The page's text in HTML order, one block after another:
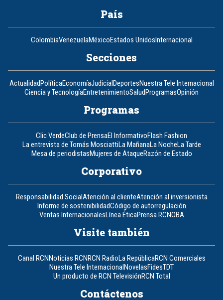
País
ColombiaVenezuelaMéxicoEstados UnidosInternacional
Secciones
ActualidadPolíticaEconomíaJudicialDeportesNuestra Tele Internacional
Ciencia y TecnologíaEntretenimientoSaludProgramasOpinión
Programas
Clic VerdeClub de PrensaEl InformativoFlash Fashion
La entrevista de Tomás MosciattiLa MañanaLa NocheLa Tarde
Mesa de periodistasMujeres de AtaqueRazón de Estado
Corporativo
Responsabilidad SocialAtención al clienteAtención al inversionista
Informe de sostenibilidadCódigo de autorregulación
Ventas InternacionalesLínea ÉticaPrensa RCNOBA
Visite también
Canal RCNNoticias RCNRCN RadioLa RepúblicaRCN Comerciales
Nuestra Tele InternacionalNovelasFidesTDT
Un producto de RCN TelevisiónRCN Total
Contáctenos